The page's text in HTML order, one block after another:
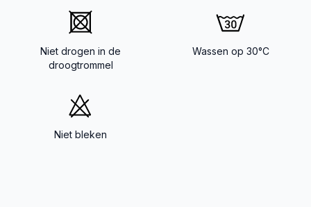
Niet drogen in de
droogtrommel
Wassen op 30°C
Niet bleken